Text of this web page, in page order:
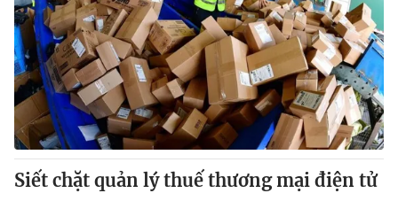
Thế giới
Tin tức
Thế giới đó đây
Câu chuyện quốc tế
Kinh tế
Tài chính
Thị trường
Góc doanh nghiệp
Dữ liệu và đời sống
Truyền hình
Siết chặt quản lý thuế thương mại điện tử